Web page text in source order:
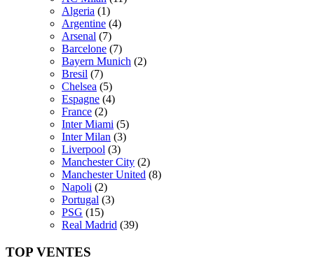
Algeria (1)
Argentine (4)
Arsenal (7)
Barcelone (7)
Bayern Munich (2)
Bresil (7)
Chelsea (5)
Espagne (4)
France (2)
Inter Miami (5)
Inter Milan (3)
Liverpool (3)
Manchester City (2)
Manchester United (8)
Napoli (2)
Portugal (3)
PSG (15)
Real Madrid (39)
TOP VENTES